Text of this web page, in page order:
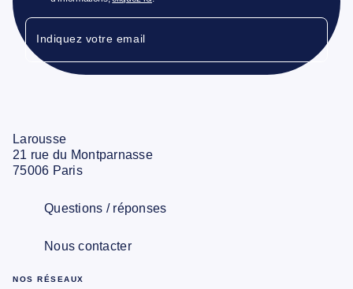
Indiquez votre email
Larousse
21 rue du Montparnasse
75006 Paris
Questions / réponses
Nous contacter
NOS RÉSEAUX